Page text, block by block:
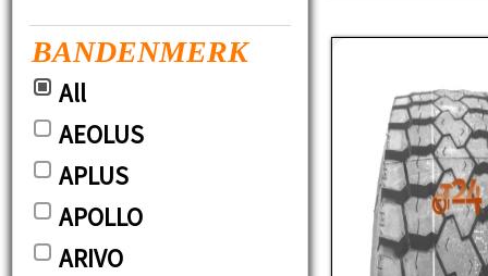
BANDENMERK
All
AEOLUS
APLUS
APOLLO
ARIVO